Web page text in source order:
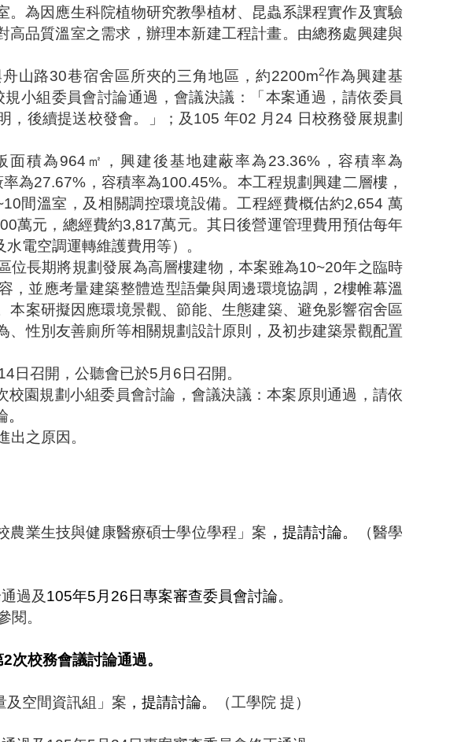
為因應生科院植物研究教學植材、昆蟲系課程實作及實驗
高品質溫室之需求，辦理本新建工程計畫。由總務處興建與
山路30巷宿舍區所夾的三角地區，約2200m2作為興建基
規小組委員會討論通過，會議決議：「本案通過，請依委員
，後續提送校發會。」；及105 年02 月 24 日校務發展規劃
面積為964 ㎡，興建後基地建蔽率為23.36% ，容積率為
為27.67% ，容積率為100.45%。本工程規劃興建二層樓，
間溫室，及相關調控環境設備。工程經費概估約2,654萬
萬元，總經費約3,817萬元。其日後營運管理費用預估每年
電空調運轉維護費用等）。
位長期將規劃發展為高層樓建物，本案雖為10~20年之臨時
並應考量建築整體造型語彙與周邊環境協調， 2樓帷幕溫
案研擬因應環境景觀、節能、生態建築、避免影響宿舍區
性別友善廁所等相關規劃設計原則，及初步建築景觀配置
日召開，公聽會已於5 月 6 日召開。
校園規劃小組委員會討論，會議決議：本案原則通過，請依
。
出之原因。
農業生技與健康醫療碩士學位學程」案 ，提請討論。
（醫學
過及105年5 月 26 日專案審查委員會討論。
閱。
2次校務會議討論通過。
空間資訊組」 案 ，提請討論。 （工學院 提）